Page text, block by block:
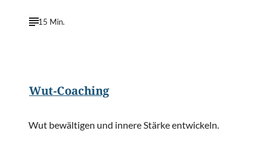
15 Min.
Wut-Coaching
Wut bewältigen und innere Stärke entwickeln.